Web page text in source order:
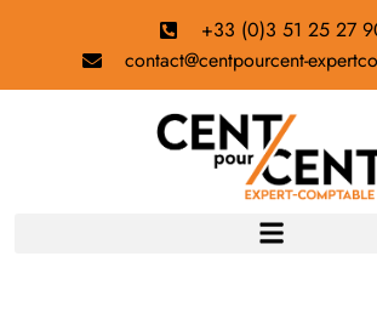
+33 (0)3 51 25 27
contact@centpourcent-